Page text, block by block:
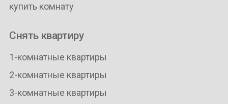
купить комнату
Снять квартиру
1-комнатные квартиры
2-комнатные квартиры
3-комнатные квартиры